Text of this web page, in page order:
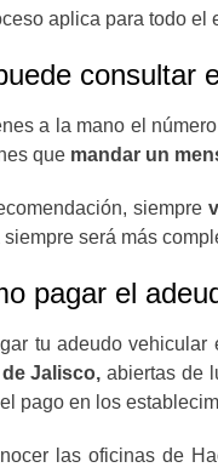
aplica para todo
consultar
a la mano el
que mandar un
siempre
será más
pagar el
tu adeudo
Jalisco, abiertas de
pago en los
las oficinas de